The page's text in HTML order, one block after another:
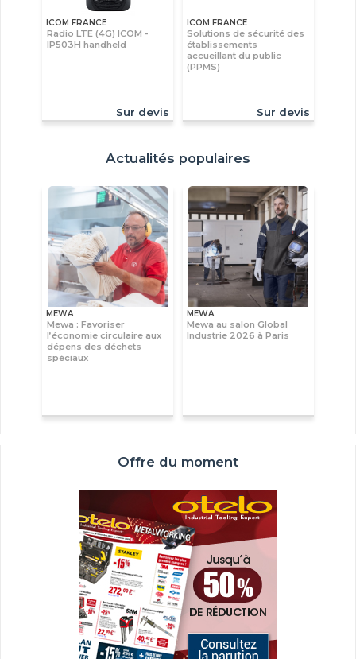
ICOM FRANCE
Radio LTE (4G) ICOM -
IP503H handheld
Sur devis
ICOM FRANCE
Solutions de sécurité des
établissements
accueillant du public
(PPMS)
Sur devis
Actualités populaires
MEWA
Mewa : Favoriser
l’économie circulaire aux
dépens des déchets
spéciaux
MEWA
Mewa au salon Global
Industrie 2026 à Paris
Offre du moment